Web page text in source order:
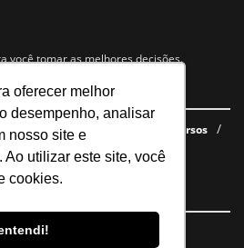
oferecer melhor
desempenho, analisar
nosso site e
Ao utilizar este site, você
cookies.
você tomar as melhores decisões.
E-books gratuitos
Cursos